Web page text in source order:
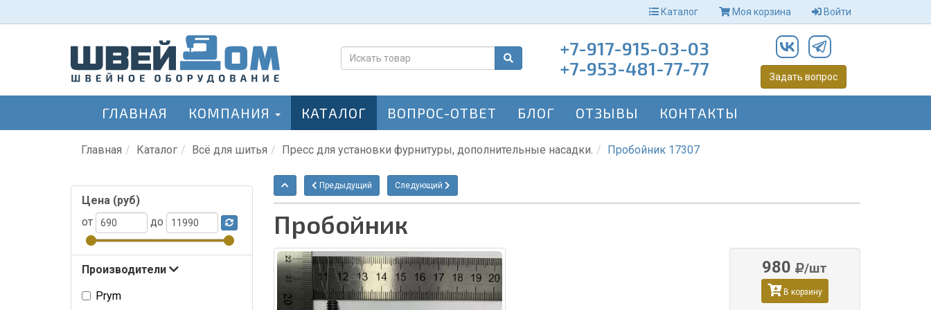
Каталог Моя корзина Войти
+7-917-915-03-03
+7-953-481-77-77
Задать вопрос
ГЛАВНАЯ КОМПАНИЯ КАТАЛОГ ВОПРОС-ОТВЕТ БЛОГ ОТЗЫВЫ КОНТАКТЫ
Главная Каталог Всё для шитья Пресс для установки фурнитуры, дополнительные насадки. Пробойник 17307
Цена (руб)
от
до
Производители
Prym
Предыдущий Следующий
Пробойник
980 /шт
В корзину